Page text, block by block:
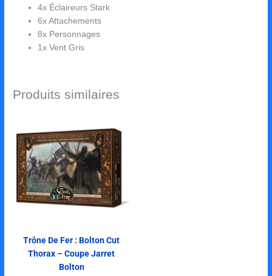
4x Éclaireurs Stark
6x Attachements
8x Personnages
1x Vent Gris
Produits similaires
Trône De Fer : Bolton Cut
Thorax – Coupe Jarret
Bolton